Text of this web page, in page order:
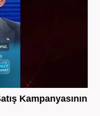
Kampanyasının